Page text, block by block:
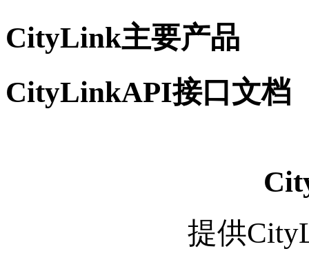
CityLink主要产品
CityLinkAPI接口文档
提供